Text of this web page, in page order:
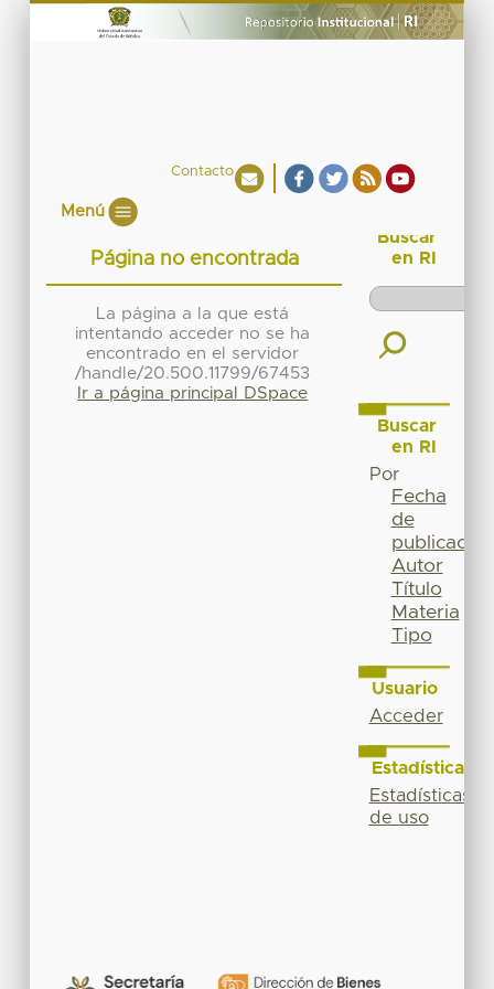
Contacto
Menú
Página no encontrada
La página a la que está
intentando acceder no se ha
encontrado en el servidor
/handle/20.500.11799/67453
Ir a página principal DSpace
Buscar
en RI
Buscar
en RI
Por
Fecha
de
publicación
Autor
Título
Materia
Tipo
Usuario
Acceder
Estadísticas
Estadísticas
de uso